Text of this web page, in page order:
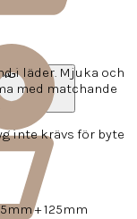
i läder. Mjuka och
med matchande
inte krävs för byte
+ 125mm